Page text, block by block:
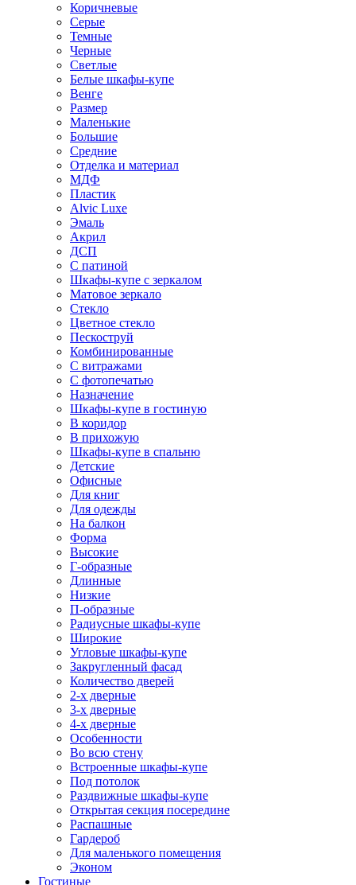
Коричневые
Серые
Темные
Черные
Светлые
Белые шкафы-купе
Венге
Размер
Маленькие
Большие
Средние
Отделка и материал
МДФ
Пластик
Alvic Luxe
Эмаль
Акрил
ДСП
С патиной
Шкафы-купе с зеркалом
Матовое зеркало
Стекло
Цветное стекло
Пескоструй
Комбинированные
С витражами
С фотопечатью
Назначение
Шкафы-купе в гостиную
В коридор
В прихожую
Шкафы-купе в спальню
Детские
Офисные
Для книг
Для одежды
На балкон
Форма
Высокие
Г-образные
Длинные
Низкие
П-образные
Радиусные шкафы-купе
Широкие
Угловые шкафы-купе
Закругленный фасад
Количество дверей
2-х дверные
3-х дверные
4-х дверные
Особенности
Во всю стену
Встроенные шкафы-купе
Под потолок
Раздвижные шкафы-купе
Открытая секция посередине
Распашные
Гардероб
Для маленького помещения
Эконом
Гостиные